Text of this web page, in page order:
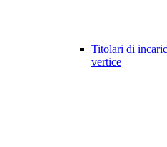
Titolari di
vertice